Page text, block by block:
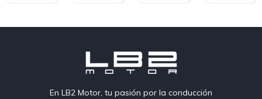
En LB2 Motor, tu pasión por la conducción